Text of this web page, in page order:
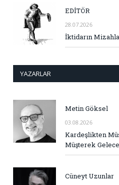
EDİTÖR
28.07.2026
İktidarın
YAZARLAR
Metin Göksel
03.08.2026
Kardeşlikten
Müşterek
Cüneyt Uzunlar